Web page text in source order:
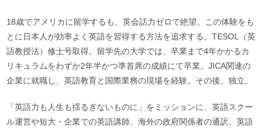
18歳でアメリカに留学するも、英会話力ゼロで絶望。この体験をも
とに日本人が効率よく英語を習得する方法を追求する。TESOL（英
語教授法）修士号取得。留学先の大学では、卒業まで4年かかるカ
リキュラムをわずか2年半かつ準首席の成績にて卒業。JICA関連の
企業に就職し、英語教育と国際業務の現場を経験。その後、独立。
「英語力も人生も揺るぎないものに」をミッションに、英語スクー
ル運営や短大・企業での英語講師、海外の政府関係者の通訳、英語